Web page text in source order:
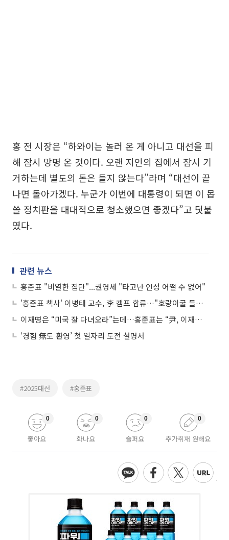
홍 전 시장은 “하와이는 놀러 온 게 아니고 대선을 피
해 잠시 망명 온 것이다. 오랜 지인의 집에서 잠시 기
거하는데 별도의 돈은 들지 않는다”라며 “대선이 끝
나면 돌아가겠다. 누군가 이번에 대통령이 되면 이 몹
쓸 정치판을 대대적으로 청소했으면 좋겠다”고 덧붙
였다.
관련 뉴스
홍준표 "비열한 집단"...권영세 "타고난 인성 어쩔 수 없어"
'홍준표 책사' 이병태 교수, 李 캠프 합류…"호랑이굴 들어간다"
이재명은 “미국 잘 다녀오라”는데…홍준표는 “尹, 이재명 나라 살아봐라”
‘경험 無도 환영’ 첫 일자리 도전 설명서
#2025대선 #홍준표
좋아요
0
화나요
0
슬퍼요
0
추가취재 원해요
0